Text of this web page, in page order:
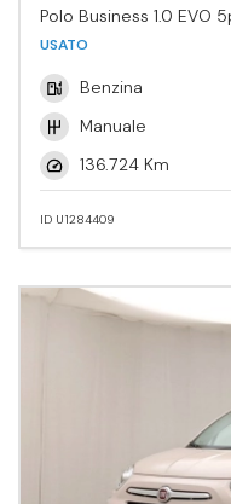
Polo Business 1.0 EVO
USATO
Benzina
Manuale
136.724 Km
ID U1284409